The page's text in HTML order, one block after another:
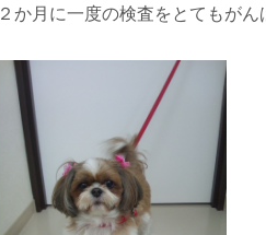
２か月に一度の検査をとてもが